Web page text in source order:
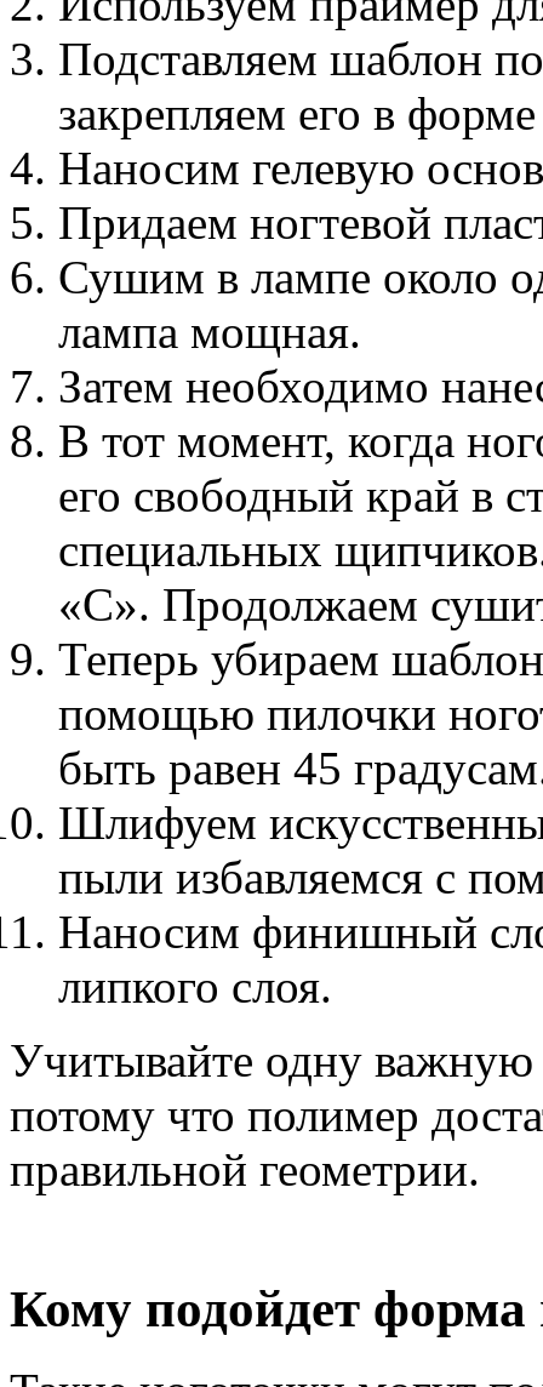
Подставляем шаблон
закрепляем его в
Наносим гелевую
Придаем ногтевой
Сушим в лампе около
лампа мощная.
Затем необходимо
В тот момент, когда
его свободный край в
специальных
«С». Продолжаем
Теперь убираем
помощью пилочки
быть равен 45
Шлифуем
пыли избавляемся с
Наносим финишный
липкого слоя.
Учитывайте одну
потому что полимер
правильной геометрии.
Кому подойдет форма